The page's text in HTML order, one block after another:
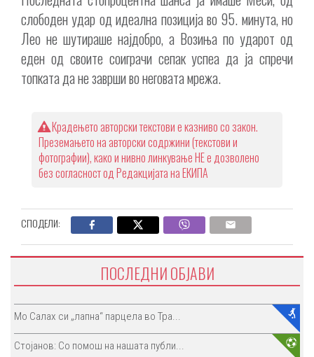
слободен удар од идеална позиција во 95. минута, но
Лео не шутираше најдобро, а Возиња по ударот од
еден од своите соиграчи сепак успеа да ја спречи
топката да не заврши во неговата мрежа.
Крадењето авторски текстови е казниво со закон.
Преземањето на авторски содржини (текстови и
фотографии), како и нивно линкување НЕ е дозволено
без согласност од Редакцијата на ЕКИПА
СПОДЕЛИ:
ПОСЛЕДНИ ОБЈАВИ
Мо Салах си „лапна“ парцела во Тра...
Стојанов: Со помош на нашата публи...